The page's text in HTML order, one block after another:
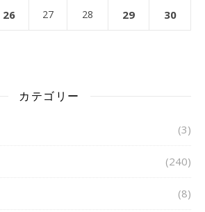
26 27 28 29 30
カテゴリー
(3)
(240)
(8)